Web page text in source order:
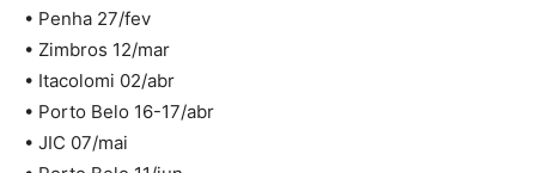
• Penha 27/fev
• Zimbros 12/mar
• Itacolomi 02/abr
• Porto Belo 16-17/abr
• JIC 07/mai